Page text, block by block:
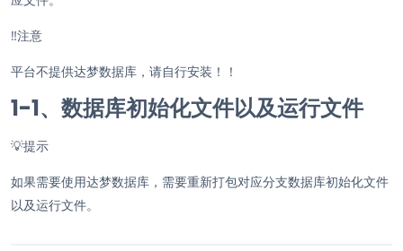
‼️注意
平台不提供达梦数据库，请自行安装！！
1-1、数据库初始化文件以及运行文件
💡提示
如果需要使用达梦数据库，需要重新打包对应分支数据库初始化文件
以及运行文件。